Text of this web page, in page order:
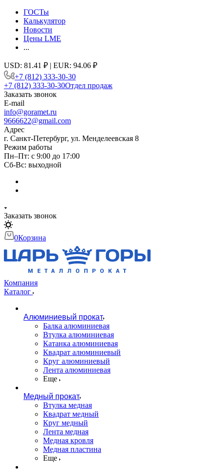
ГОСТы
Калькулятор
Новости
Цены LME
...
USD: 81.41 ₽ | EUR: 94.06 ₽
+7 (812) 333-30-30
+7 (812) 333-30-30Отдел продаж
Заказать звонок
E-mail
info@goramet.ru
9666622@gmail.com
Адрес
г. Санкт-Петербург, ул. Менделеевская 8
Режим работы
Пн–Пт: с 9:00 до 17:00
Сб-Вс: выходной
Заказать звонок
0Корзина
Компания
Каталог
Алюминиевый прокат
Балка алюминиевая
Втулка алюминиевая
Катанка алюминиевая
Квадрат алюминиевый
Круг алюминиевый
Лента алюминиевая
Еще
Медный прокат
Втулка медная
Квадрат медный
Круг медный
Лента медная
Медная кровля
Медная пластина
Еще